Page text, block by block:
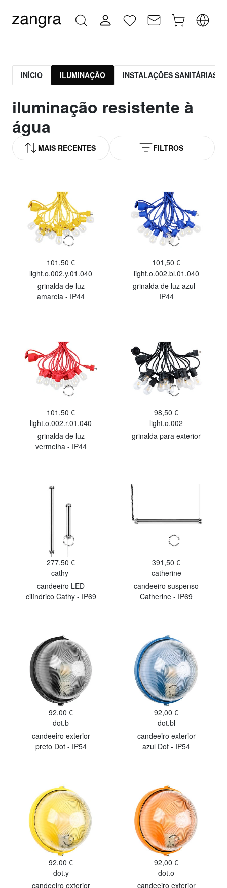
INÍCIO ILUMINAÇÃO INSTALAÇÕES SANITÁRIAS
iluminação resistente à
água
MAIS RECENTES FILTROS
101,50 €
light.o.002.y.01.040
grinalda de luz
amarela - IP44
101,50 €
light.o.002.bl.01.040
grinalda de luz azul -
IP44
101,50 €
light.o.002.r.01.040
grinalda de luz
vermelha - IP44
98,50 €
light.o.002
grinalda para exterior
277,50 €
cathy-
candeeiro LED
cilíndrico Cathy - IP69
391,50 €
catherine
candeeiro suspenso
Catherine - IP69
92,00 €
dot.b
candeeiro exterior
preto Dot - IP54
92,00 €
dot.bl
candeeiro exterior
azul Dot - IP54
92,00 €
dot.y
candeeiro exterior
92,00 €
dot.o
candeeiro exterior